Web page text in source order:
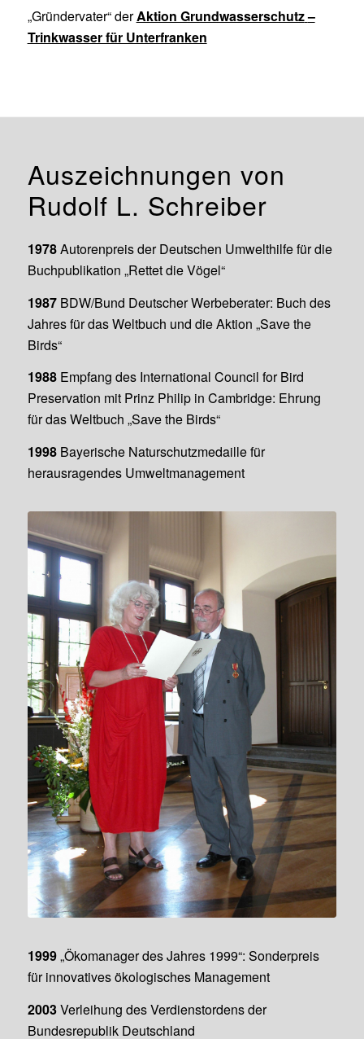
„Gründervater“ derAktion Grundwasserschutz–
Trinkwasser für Unterfranken
Auszeichnungen von
Rudolf L. Schreiber
1978Autorenpreis der Deutschen Umwelthilfe für die
Buchpublikation „Rettet die Vögel“
1987 BDW/Bund Deutscher Werbeberater: Buch des
Jahres für das Weltbuch und die Aktion „Save the
Birds“
1988 Empfang des International Council for Bird
Preservation mit Prinz Philip in Cambridge: Ehrung
für das Weltbuch „Save the Birds“
1998 Bayerische Naturschutzmedaille für
herausragendes Umweltmanagement
Verleihung des Verdienstordens
der Bundesrepublik Deutschland
im Frankfurter Römer 2003
1999„Ökomanager des Jahres 1999“: Sonderpreis
für innovatives ökologisches Management
2003Verleihung des Verdienstordens der
Bundesrepublik Deutschland